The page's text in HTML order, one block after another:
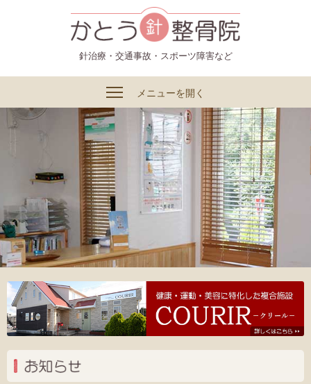
針治療・交通事故・スポーツ障害など
メニューを開く